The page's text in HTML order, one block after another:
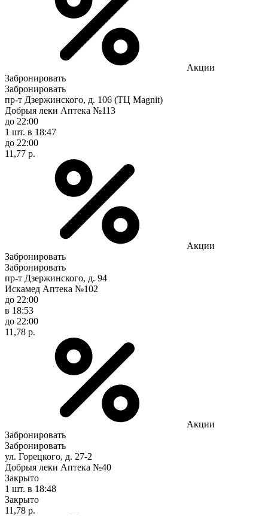
Акции
Забронировать
Забронировать
пр-т Дзержинского, д. 106 (ТЦ Magnit)
Добрыя леки Аптека №113
до 22:00
1 шт. в 18:47
до 22:00
11,77 р.
Акции
Забронировать
Забронировать
пр-т Дзержинского, д. 94
Искамед Аптека №102
до 22:00
в 18:53
до 22:00
11,78 р.
Акции
Забронировать
Забронировать
ул. Горецкого, д. 27-2
Добрыя леки Аптека №40
Закрыто
1 шт. в 18:48
Закрыто
11,78 р.